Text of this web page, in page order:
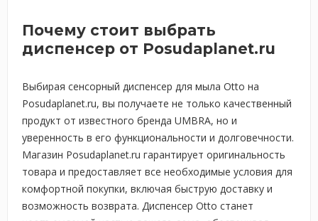
Почему стоит выбрать
диспенсер от Posudaplanet.ru
Выбирая сенсорный диспенсер для мыла Otto на
Posudaplanet.ru, вы получаете не только качественный
продукт от известного бренда UMBRA, но и
уверенность в его функциональности и долговечности.
Магазин Posudaplanet.ru гарантирует оригинальность
товара и предоставляет все необходимые условия для
комфортной покупки, включая быструю доставку и
возможность возврата. Диспенсер Otto станет